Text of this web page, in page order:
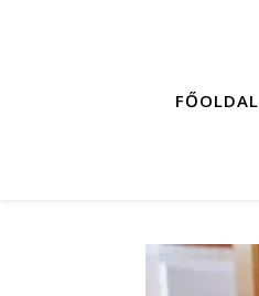
FŐOLDAL